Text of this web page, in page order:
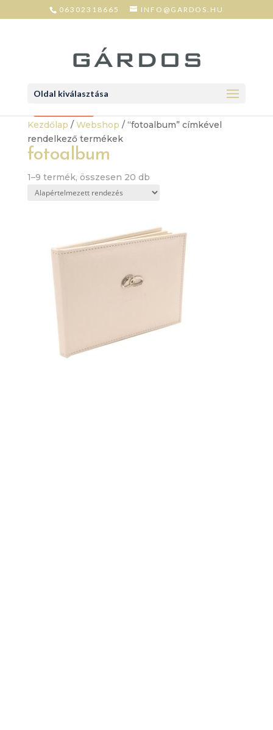
06302318665 INFO@GARDOS.HU
Oldal kiválasztása
Kezdőlap / Webshop / “fotoalbum” címkével
rendelkező termékek
fotoalbum
1–9 termék, összesen 20 db